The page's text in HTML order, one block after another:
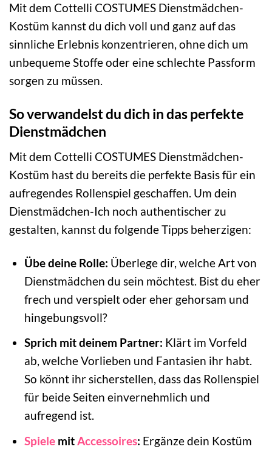
Mit dem Cottelli COSTUMES Dienstmädchen-
Kostüm kannst du dich voll und ganz auf das
sinnliche Erlebnis konzentrieren, ohne dich um
unbequeme Stoffe oder eine schlechte Passform
sorgen zu müssen.
So verwandelst du dich in das perfekte
Dienstmädchen
Mit dem Cottelli COSTUMES Dienstmädchen-
Kostüm hast du bereits die perfekte Basis für ein
aufregendes Rollenspiel geschaffen. Um dein
Dienstmädchen-Ich noch authentischer zu
gestalten, kannst du folgende Tipps beherzigen:
Übe deine Rolle: Überlege dir, welche Art von
Dienstmädchen du sein möchtest. Bist du eher
frech und verspielt oder eher gehorsam und
hingebungsvoll?
Sprich mit deinem Partner: Klärt im Vorfeld
ab, welche Vorlieben und Fantasien ihr habt.
So könnt ihr sicherstellen, dass das Rollenspiel
für beide Seiten einvernehmlich und
aufregend ist.
SpielemitAccessoires: Ergänze dein Kostüm